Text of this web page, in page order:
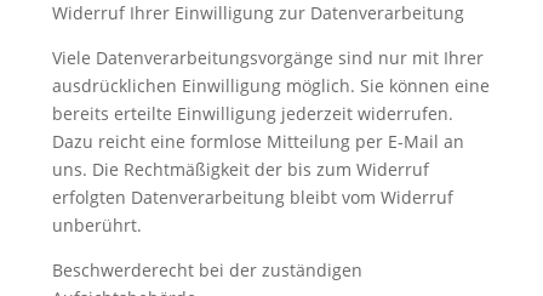
Widerruf Ihrer Einwilligung zur Datenverarbeitung
Viele Datenverarbeitungsvorgänge sind nur mit Ihrer
ausdrücklichen Einwilligung möglich. Sie können eine
bereits erteilte Einwilligung jederzeit widerrufen.
Dazu reicht eine formlose Mitteilung per E-Mail an
uns. Die Rechtmäßigkeit der bis zum Widerruf
erfolgten Datenverarbeitung bleibt vom Widerruf
unberührt.
Beschwerderecht bei der zuständigen